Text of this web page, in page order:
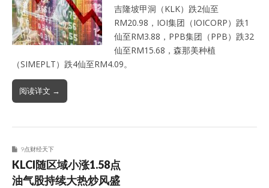
吉隆坡甲洞（KLK）跌2仙至
RM20.98，IOI集团（IOICORP）跌1
仙至RM3.88，PPB集团（PPB）跌32
仙至RM15.68，森那美种植
（SIMEPLT）跌4仙至RM4.09。
阅读详文 →
9点财经天下
KLCI随区域小涨1.58点
油气股持续大热炒风盛